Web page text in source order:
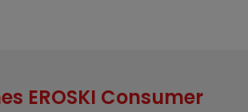
EROSKI Consumer